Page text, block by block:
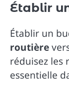
Établir
Établir un
routière
réduisez les
essentielle